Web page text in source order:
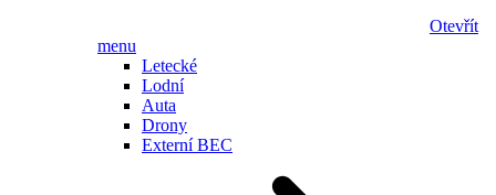
Otevřít
menu
Letecké
Lodní
Auta
Drony
Externí BEC